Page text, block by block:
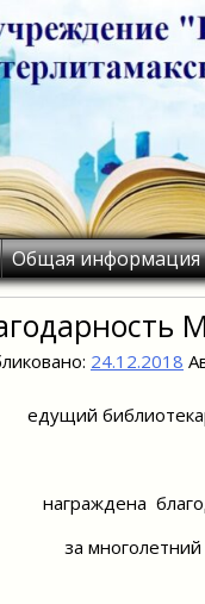
Общая информация
24.12.2018
едущий
награждена
за